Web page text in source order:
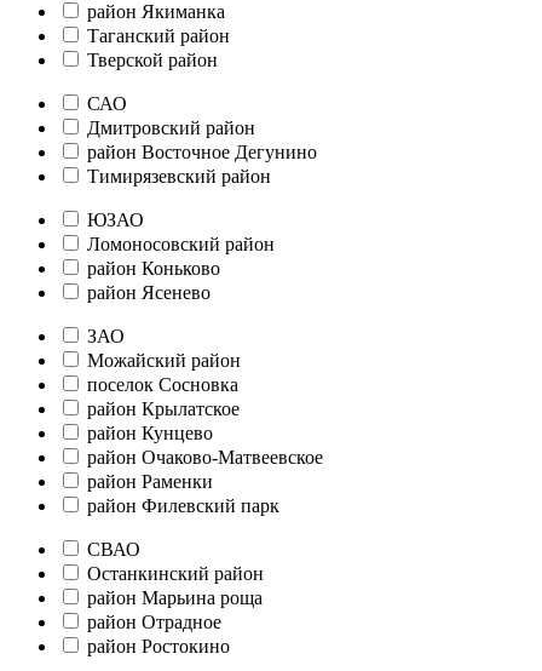
район Якиманка
Таганский район
Тверской район
САО
Дмитровский район
район Восточное Дегунино
Тимирязевский район
ЮЗАО
Ломоносовский район
район Коньково
район Ясенево
ЗАО
Можайский район
поселок Сосновка
район Крылатское
район Кунцево
район Очаково-Матвеевское
район Раменки
район Филевский парк
СВАО
Останкинский район
район Марьина роща
район Отрадное
район Ростокино